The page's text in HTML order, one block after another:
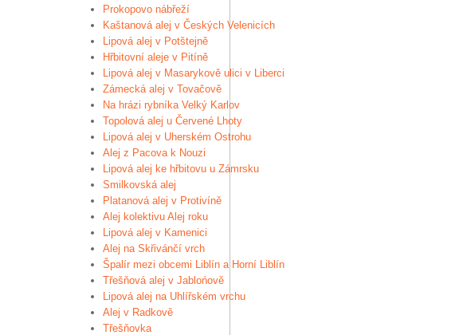
Prokopovo nábřeží
Kaštanová alej v Českých Velenicích
Lipová alej v Potštejně
Hřbitovní aleje v Pitíně
Lipová alej v Masarykově ulici v Liberci
Zámecká alej v Tovačově
Na hrázi rybníka Velký Karlov
Topolová alej u Červené Lhoty
Lipová alej v Uherském Ostrohu
Alej z Pacova k Nouzi
Lipová alej ke hřbitovu u Zámrsku
Smilkovská alej
Platanová alej v Protivíně
Alej kolektivu Alej roku
Lipová alej v Kamenici
Alej na Skřivánčí vrch
Špalír mezi obcemi Liblín a Horní Liblín
Třešňová alej v Jablońově
Lipová alej na Uhlířském vrchu
Alej v Radkově
Třešňovka